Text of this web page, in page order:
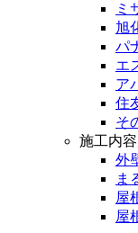
ミ
旭
パ
エ
ア
住
そ
施工内容
外
ま
屋
屋